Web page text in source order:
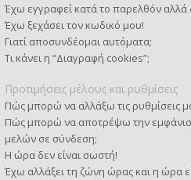
Έχω εγγραφεί κατά το παρελθόν
Έχω ξεχάσει τον κωδικό μου!
Γιατί αποσυνδέομαι αυτόματα;
Τι κάνει η “Διαγραφή cookies”;
Προτιμήσεις μέλους και ρυθμίσεις
Πώς μπορώ να αλλάξω τις ρυθμίσεις
Πώς μπορώ να αποτρέψω την
μελών σε σύνδεση;
Η ώρα δεν είναι σωστή!
Έχω αλλάξει τη ζώνη ώρας και η ώρα